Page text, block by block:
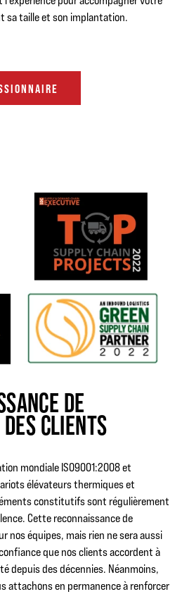
sa taille et son implantation.
DE
CLIENTS
mondiale ISO9001:2008 et
élévateurs thermiques et
constitutifs sont régulièrement
Cette reconnaissance de
nos équipes, mais rien ne sera aussi
que nos clients accordent à
depuis des décennies. Néanmoins,
attachons en permanence à renforcer